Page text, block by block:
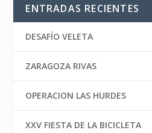
ENTRADAS RECIENTES
DESAFÍO VELETA
ZARAGOZA RIVAS
OPERACION LAS HURDES
XXV FIESTA DE LA BICICLETA